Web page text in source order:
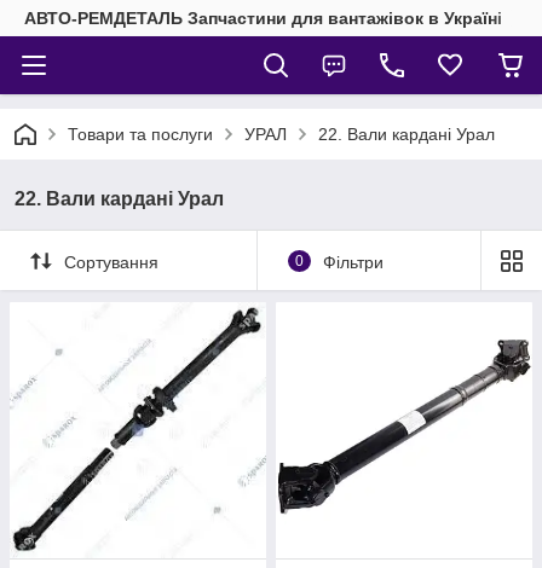
АВТО-РЕМДЕТАЛЬ Запчастини для вантажівок в Україні
Товари та послуги УРАЛ 22. Вали кардані Урал
22. Вали кардані Урал
Сортування 0 Фільтри